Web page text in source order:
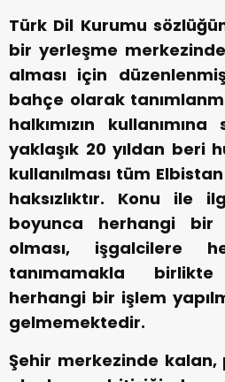
Türk Dil Kurumu
bir yerleşme
alması için
bahçe olarak
halkımızın
yaklaşık 20 yıldan beri
kullanılması tüm
haksızlıktır. Konu ile
boyunca herhangi bir
olması, işgalcilere
tanımamakla
herhangi bir işlem
gelmemektedir.
Şehir merkezinde